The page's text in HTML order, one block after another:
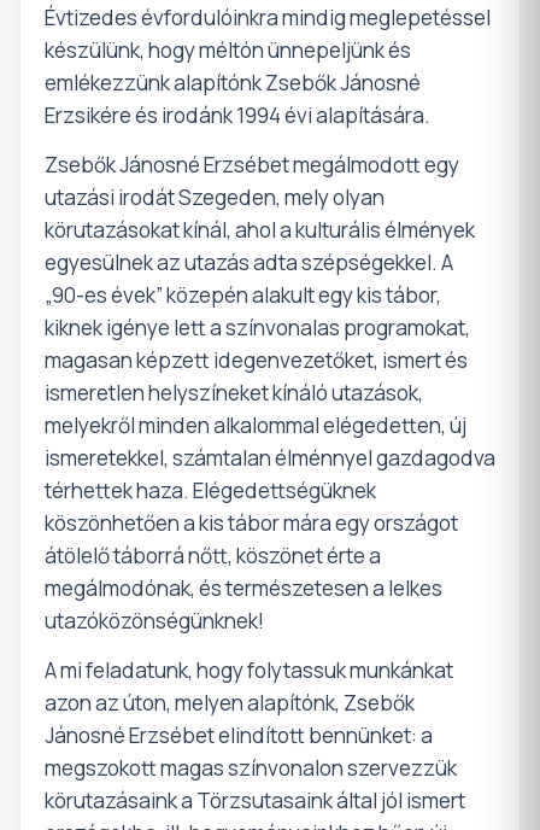
Évtizedes évfordulóinkra mindig meglepetéssel
készülünk, hogy méltón ünnepeljünk és
emlékezzünk alapítónk Zsebők Jánosné
Erzsikére és irodánk 1994 évi alapítására.
Zsebők Jánosné Erzsébet megálmodott egy
utazási irodát Szegeden, mely olyan
körutazásokat kínál, ahol a kulturális élmények
egyesülnek az utazás adta szépségekkel. A
„90-es évek” közepén alakult egy kis tábor,
kiknek igénye lett a színvonalas programokat,
magasan képzett idegenvezetőket, ismert és
ismeretlen helyszíneket kínáló utazások,
melyekről minden alkalommal elégedetten, új
ismeretekkel, számtalan élménnyel gazdagodva
térhettek haza. Elégedettségüknek
köszönhetően a kis tábor mára egy országot
átölelő táborrá nőtt, köszönet érte a
megálmodónak, és természetesen a lelkes
utazóközönségünknek!
A mi feladatunk, hogy folytassuk munkánkat
azon az úton, melyen alapítónk, Zsebők
Jánosné Erzsébet elindított bennünket: a
megszokott magas színvonalon szervezzük
körutazásaink a Törzsutasaink által jól ismert